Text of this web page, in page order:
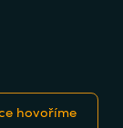
hovoříme